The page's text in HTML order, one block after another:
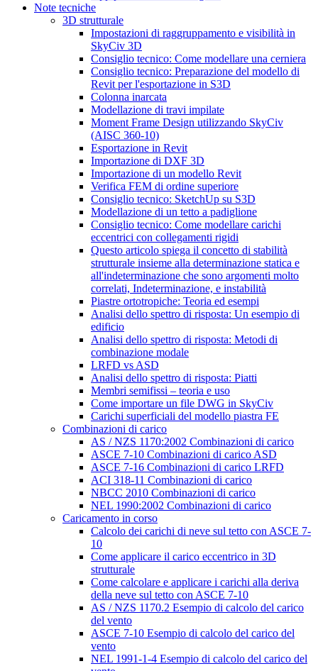
Note tecniche
3D strutturale
Impostazioni di raggruppamento e visibilità in
SkyCiv 3D
Consiglio tecnico: Come modellare una cerniera
Consiglio tecnico: Preparazione del modello di
Revit per l'esportazione in S3D
Colonna inarcata
Modellazione di travi impilate
Moment Frame Design utilizzando SkyCiv
(AISC 360-10)
Esportazione in Revit
Importazione di DXF 3D
Importazione di un modello Revit
Verifica FEM di ordine superiore
Consiglio tecnico: SketchUp su S3D
Modellazione di un tetto a padiglione
Consiglio tecnico: Come modellare carichi
eccentrici con collegamenti rigidi
Questo articolo spiega il concetto di stabilità
strutturale insieme alla determinazione statica e
all'indeterminazione che sono argomenti molto
correlati, Indeterminazione, e instabilità
Piastre ortotropiche: Teoria ed esempi
Analisi dello spettro di risposta: Un esempio di
edificio
Analisi dello spettro di risposta: Metodi di
combinazione modale
LRFD vs ASD
Analisi dello spettro di risposta: Piatti
Membri semifissi – teoria e uso
Come importare un file DWG in SkyCiv
Carichi superficiali del modello piastra FE
Combinazioni di carico
AS / NZS 1170:2002 Combinazioni di carico
ASCE 7-10 Combinazioni di carico ASD
ASCE 7-16 Combinazioni di carico LRFD
ACI 318-11 Combinazioni di carico
NBCC 2010 Combinazioni di carico
NEL 1990:2002 Combinazioni di carico
Caricamento in corso
Calcolo dei carichi di neve sul tetto con ASCE 7-
10
Come applicare il carico eccentrico in 3D
strutturale
Come calcolare e applicare i carichi alla deriva
della neve sul tetto con ASCE 7-10
AS / NZS 1170.2 Esempio di calcolo del carico
del vento
ASCE 7-10 Esempio di calcolo del carico del
vento
NEL 1991-1-4 Esempio di calcolo del carico del